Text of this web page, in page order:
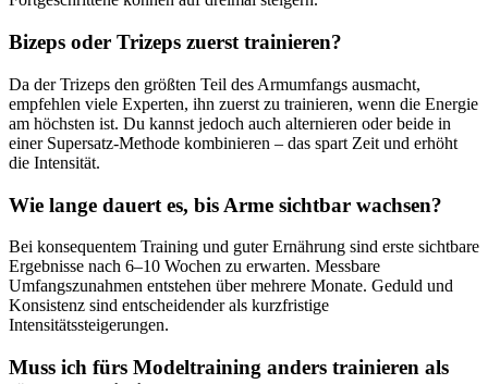
Bizeps oder Trizeps zuerst trainieren?
Da der Trizeps den größten Teil des Armumfangs ausmacht,
empfehlen viele Experten, ihn zuerst zu trainieren, wenn die Energie
am höchsten ist. Du kannst jedoch auch alternieren oder beide in
einer Supersatz-Methode kombinieren – das spart Zeit und erhöht
die Intensität.
Wie lange dauert es, bis Arme sichtbar wachsen?
Bei konsequentem Training und guter Ernährung sind erste sichtbare
Ergebnisse nach 6–10 Wochen zu erwarten. Messbare
Umfangszunahmen entstehen über mehrere Monate. Geduld und
Konsistenz sind entscheidender als kurzfristige
Intensitätssteigerungen.
Muss ich fürs Modeltraining anders trainieren als